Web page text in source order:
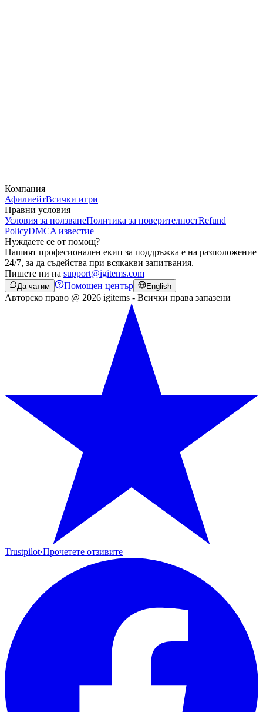
Компания
АфилиейтВсички игри
Правни условия
Условия за ползванеПолитика за поверителностRefund
PolicyDMCA известие
Нуждаете се от помощ?
Нашият професионален екип за поддръжка е на разположение
24/7, за да съдейства при всякакви запитвания.
Пишете ни на support@igitems.com
Да чатим Помощен център English
Авторско право @ 2026 igitems - Всички права запазени
Trustpilot·Прочетете отзивите